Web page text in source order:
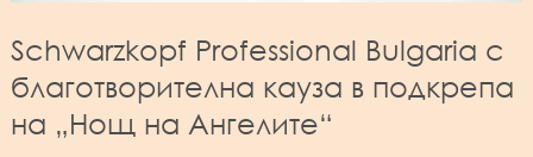
Schwarzkopf Professional Bulgaria с
благотворителна кауза в подкрепа
на „Нощ на Ангелите“